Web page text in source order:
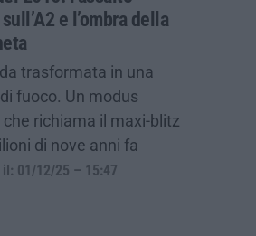
e l’ombra della
trasformata in una
fuoco. Un modus
richiama il maxi-blitz
di nove anni fa
il: 01/12/25 – 15:47